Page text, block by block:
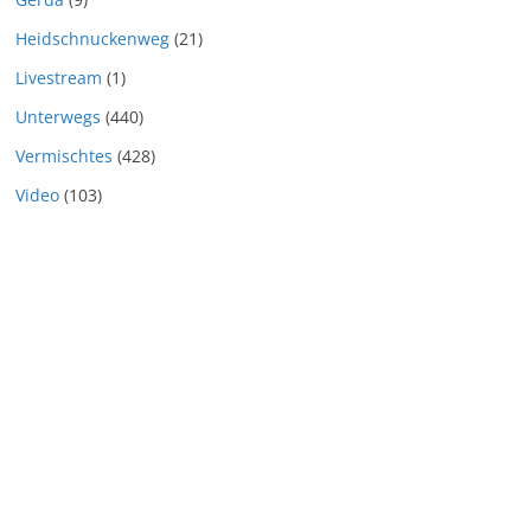
Heidschnuckenweg (21)
Livestream (1)
Unterwegs (440)
Vermischtes (428)
Video (103)